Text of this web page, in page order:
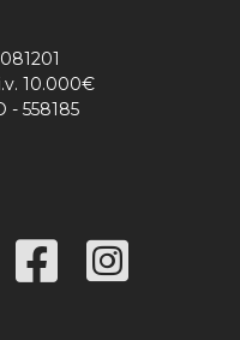
10.000€
- 558185